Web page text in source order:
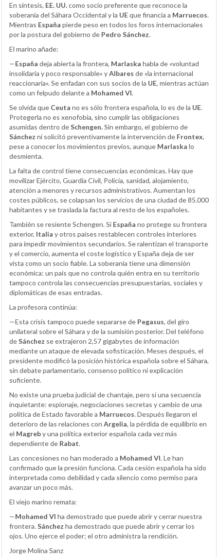
En síntesis, EE. UU.como socio preferente que reconoce la
soberanía del Sáhara Occidental y la UEque financia a Marruecos.
Mientras España pierde peso en todos los foros internacionales
por la postura del gobierno de Pedro Sánchez.
El marino añade:
—España deja abierta la frontera, Marlaska habla de «voluntad
insolidaria y poco responsable» yAlbares de «la internacional
reaccionaria». Se enfadan con sus socios de la UE, mientras actúan
como un felpudo delante a Mohamed VI.
Se olvida que Ceuta no es sólo frontera española, lo es de la UE.
Protegerla no es xenofobia, sino cumplir las obligaciones
asumidas dentro deSchengen.Sin embargo, el gobierno de
Sánchez ni solicitó preventivamente la intervención de Frontex,
pese a conocer los movimientos previos, aunque Marlaska lo
desmienta.
La falta de control tiene consecuencias económicas. Hay que
movilizar Ejército, Guardia Civil, Policía, sanidad, alojamiento,
atención a menores y recursos administrativos. Aumentan los
costes públicos, se colapsan los servicios de una ciudad de 85.000
habitantes y se traslada la factura al resto de los españoles.
También se resiente Schengen. Si España no protege su frontera
exterior, Italia y otros países restablecen controles interiores
para impedir movimientos secundarios. Se ralentizan el transporte
y el comercio, aumenta el coste logístico y España deja de ser
vista como un socio fiable. La soberanía tiene una dimensión
económica: un país que no controla quién entra en su territorio
tampoco controla las consecuencias presupuestarias, sociales y
diplomáticas de esas entradas.
La profesora continúa:
—Esta crisis tampoco puede separarse de Pegasus, del giro
unilateral sobre el Sáhara y de la sumisión posterior. Del teléfono
deSánchez se extrajeron 2,57 gigabytes de información
mediante un ataque de elevada sofisticación. Meses después, el
presidente modificó la posición histórica española sobre el Sáhara,
sin debate parlamentario, consenso político ni explicación
suficiente.
No existe una prueba judicial de chantaje, pero sí una secuencia
inquietante: espionaje, negociaciones secretas y cambio de una
política de Estado favorable a Marruecos. Después llegaron el
deterioro de las relaciones con Argelia, la pérdida de equilibrio en
el Magreby una política exterior española cada vez más
dependiente de Rabat.
Las concesiones no han moderado a Mohamed VI. Le han
confirmado que la presión funciona. Cada cesión española ha sido
interpretada como debilidad y cada silencio como permiso para
avanzar un poco más.
El viejo marino remata:
—Mohamed VI ha demostrado que puede abrir y cerrar nuestra
frontera.Sánchez ha demostrado que puede abrir y cerrar los
ojos. Uno ejerce el poder; el otro administra la rendición.
Jorge Molina Sanz